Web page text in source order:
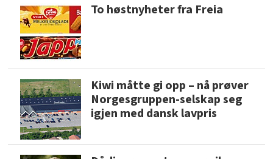
To høstnyheter fra Freia
Kiwi måtte gi opp – nå prøver
Norgesgruppen-selskap seg
igjen med dansk lavpris